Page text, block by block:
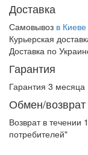
Доставка
Самовывоз в
Курьерская
Доставка по
Гарантия
Гарантия 3 месяца
Обмен/возврат
Возврат в течении
потребителей"